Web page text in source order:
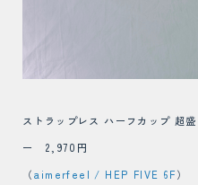
ストラップレス ハーフカップ 超
ー 2,970円
（aimerfeel / HEP FIVE 6F）